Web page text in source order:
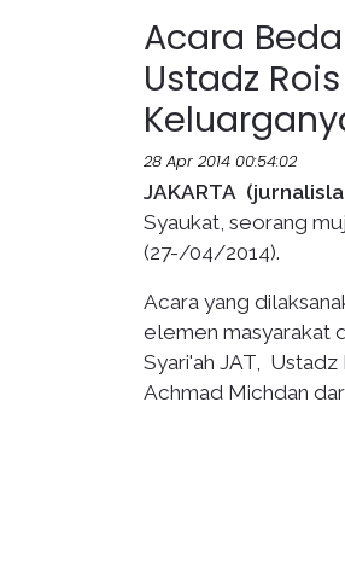
Acara
Ustadz
28 Apr 2014 00:54:02
JAKARTA
Syaukat, seorang
(27-/04/2014).
Acara yang
elemen masyarakat
Syari'ah JAT, Ustadz
Achmad Michdan